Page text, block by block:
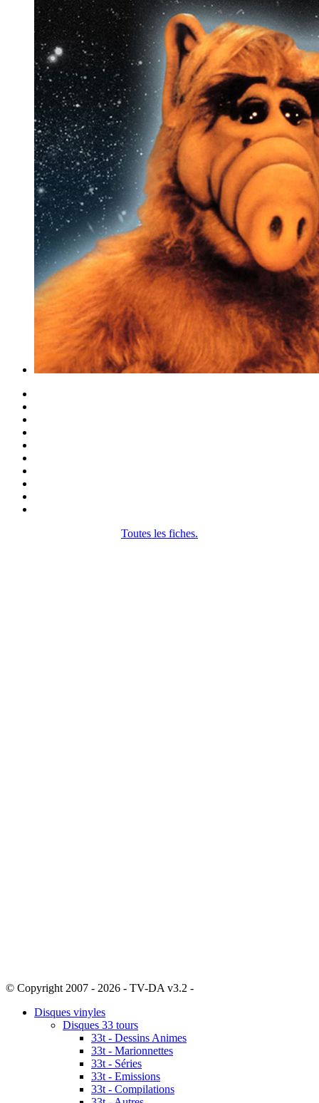
Toutes les fiches.
© Copyright 2007 - 2026 - TV-DA v3.2 -
Disques vinyles
Disques 33 tours
33t - Dessins Animes
33t - Marionnettes
33t - Séries
33t - Emissions
33t - Compilations